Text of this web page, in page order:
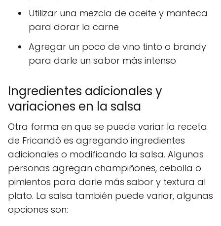
Utilizar una mezcla de aceite y manteca
para dorar la carne
Agregar un poco de vino tinto o brandy
para darle un sabor más intenso
Ingredientes adicionales y
variaciones en la salsa
Otra forma en que se puede variar la receta
de Fricandó es agregando ingredientes
adicionales o modificando la salsa. Algunas
personas agregan champiñones, cebolla o
pimientos para darle más sabor y textura al
plato. La salsa también puede variar, algunas
opciones son: